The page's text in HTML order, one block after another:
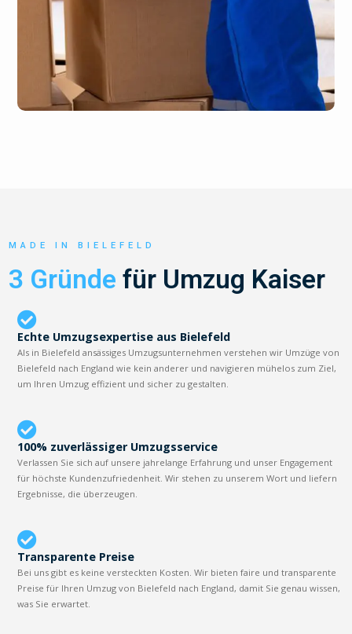
MADE IN BIELEFELD
3 Gründe für Umzug Kaiser
Echte Umzugsexpertise aus Bielefeld
Als in Bielefeld ansässiges Umzugsunternehmen verstehen wir Umzüge von
Bielefeld nach England wie kein anderer und navigieren mühelos zum Ziel,
um Ihren Umzug effizient und sicher zu gestalten.
100% zuverlässiger Umzugsservice
Verlassen Sie sich auf unsere jahrelange Erfahrung und unser Engagement
für höchste Kundenzufriedenheit. Wir stehen zu unserem Wort und liefern
Ergebnisse, die überzeugen.
Transparente Preise
Bei uns gibt es keine versteckten Kosten. Wir bieten faire und transparente
Preise für Ihren Umzug von Bielefeld nach England, damit Sie genau wissen,
was Sie erwartet.